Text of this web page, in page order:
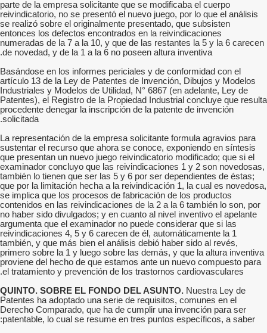
parte de la empresa solicitante que se modificaba el cuerpo
reivindicatorio, no se presentó el nuevo juego, por lo que el análisis
se realizó sobre el originalmente presentado, que subsisten
entonces los defectos encontrados en la reivindicaciones
numeradas de la 7 a la 10, y que de las restantes la 5 y la 6 carecen
de novedad, y de la 1 a la 6 no poseen altura inventiva.
Basándose en los informes periciales y de conformidad con el
artículo 13 de la Ley de Patentes de Invención, Dibujos y Modelos
Industriales y Modelos de Utilidad, N° 6867 (en adelante, Ley de
Patentes), el Registro de la Propiedad Industrial concluye que resulta
procedente denegar la inscripción de la patente de invención
solicitada.
La representación de la empresa solicitante formula agravios para
sustentar el recurso que ahora se conoce, exponiendo en síntesis
que presentan un nuevo juego reivindicatorio modificado; que si el
examinador concluyo que las reivindicaciones 1 y 2 son novedosas,
también lo tienen que ser las 5 y 6 por ser dependientes de éstas;
que por la limitación hecha a la reivindicación 1, la cual es novedosa,
se implica que los procesos de fabricación de los productos
contenidos en las reivindicaciones de la 2 a la 6 también lo son, por
no haber sido divulgados; y en cuanto al nivel inventivo el apelante
argumenta que el examinador no puede considerar que si las
reivindicaciones 4, 5 y 6 carecen de él, automáticamente la 1
también, y que más bien el análisis debió haber sido al revés,
primero sobre la 1 y luego sobre las demás, y que la altura inventiva
proviene del hecho de que estamos ante un nuevo compuesto para
el tratamiento y prevención de los trastornos cardiovasculares.
QUINTO. SOBRE EL FONDO DEL ASUNTO. Nuestra Ley de
Patentes ha adoptado una serie de requisitos, comunes en el
Derecho Comparado, que ha de cumplir una invención para ser
patentable, lo cual se resume en tres puntos específicos, a saber: